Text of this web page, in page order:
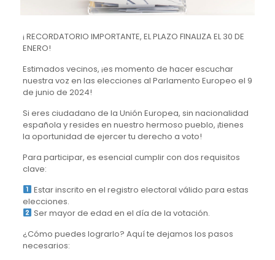
¡ RECORDATORIO IMPORTANTE, EL PLAZO FINALIZA EL 30 DE
ENERO!
Estimados vecinos, ¡es momento de hacer escuchar
nuestra voz en las elecciones al Parlamento Europeo el 9
de junio de 2024!
Si eres ciudadano de la Unión Europea, sin nacionalidad
española y resides en nuestro hermoso pueblo, ¡tienes
la oportunidad de ejercer tu derecho a voto!
Para participar, es esencial cumplir con dos requisitos
clave:
Estar inscrito en el registro electoral válido para estas
elecciones.
Ser mayor de edad en el día de la votación.
¿Cómo puedes lograrlo? Aquí te dejamos los pasos
necesarios: